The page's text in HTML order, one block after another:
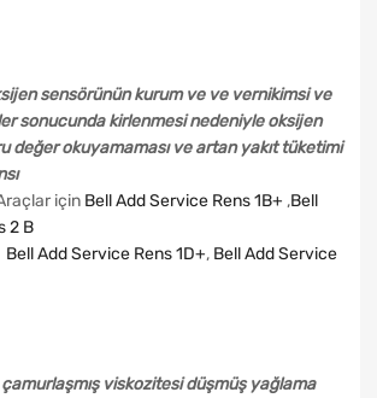
sensörünün kurum ve ve vernikimsi ve
sonucunda kirlenmesi nedeniyle oksijen
değer okuyamaması ve artan yakıt tüketimi
için Bell Add Service Rens 1B+ ,Bell
2 B
Bell Add Service Rens 1D+, Bell Add Service
viskozitesi düşmüş yağlama